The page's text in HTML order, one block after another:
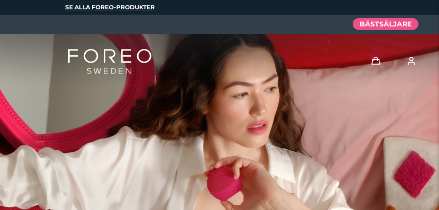
SE ALLA FOREO-PRODUKTER
BÄSTSÄLJARE
Användarprofil
Mina enheter
Mina beställningar
Mina adresser